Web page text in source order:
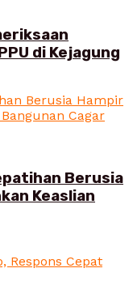
di Kejagung
Berusia
Keaslian